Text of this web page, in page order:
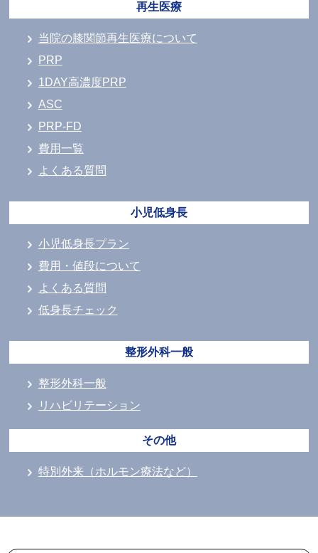
再生医療
当院の膝関節再生医療について
PRP
1DAY高濃度PRP
ASC
PRP-FD
費用一覧
よくある質問
小児低身長
小児低身長プラン
費用・値段について
よくある質問
低身長チェック
整形外科一般
整形外科一般
リハビリテーション
その他
特別外来（ホルモン療法など）